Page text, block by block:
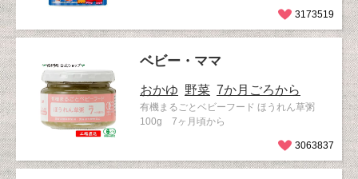
3173519
ベビー・ママ
おかゆ 野菜 7か月ごろから
有機まるごとベビーフード ほうれん草粥
100g 7ヶ月頃から
3063837